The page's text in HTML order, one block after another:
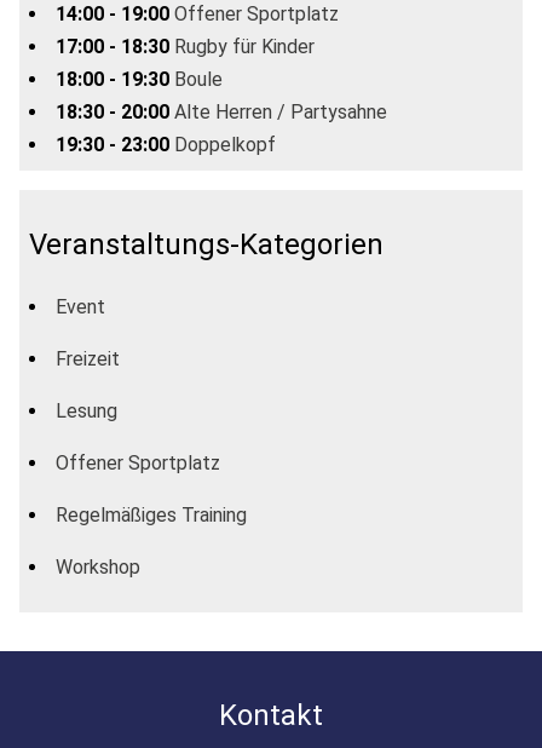
14:00 - 19:00 Offener Sportplatz
17:00 - 18:30 Rugby für Kinder
18:00 - 19:30 Boule
18:30 - 20:00 Alte Herren / Partysahne
19:30 - 23:00 Doppelkopf
Veranstaltungs-Kategorien
Event
Freizeit
Lesung
Offener Sportplatz
Regelmäßiges Training
Workshop
Kontakt